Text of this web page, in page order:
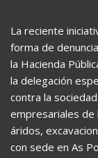
La reciente
forma de
la Hacienda
la delegación
contra la
empresariales de
áridos,
con sede en As